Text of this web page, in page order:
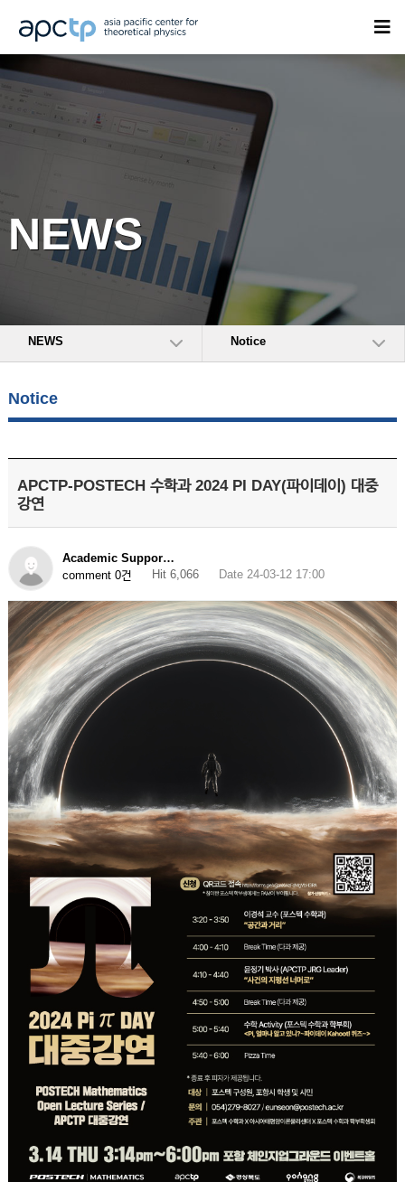
NEWS
NEWS Notice
Notice
APCTP-POSTECH 수학과 2024 PI DAY(파이데이) 대중
강연
Academic Suppor…
comment 0건
Hit 6,066 Date 24-03-12 17:00